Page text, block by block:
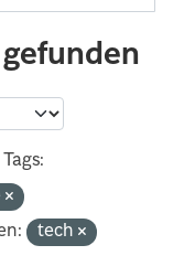
Tags:
tech